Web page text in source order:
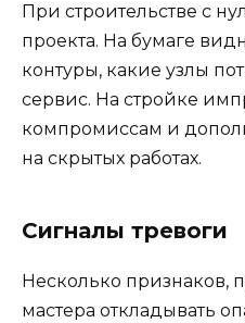
При строительстве с
проекта. На бумаге
контуры, какие узлы
сервис. На стройке
компромиссам и
на скрытых работах.
Сигналы тревоги
Несколько признаков,
мастера откладывать